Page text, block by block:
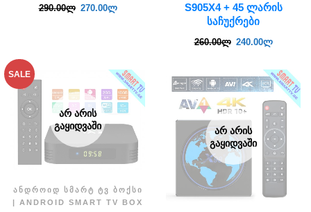
290.00ლ 270.00ლ
S905X4 + 45 ᲚᲐᲠᲘᲡ
ᲡᲐᲩᲣᲥᲠᲔᲑᲘ
260.00ლ 240.00ლ
SALE
ᲐᲠ ᲐᲠᲘᲡ
ᲒᲐᲧᲘᲓᲕᲐᲨᲘ
ᲐᲜᲓᲠᲝᲘᲓ ᲡᲛᲐᲠᲢ ᲢᲕ ᲑᲝᲥᲡᲘ
| ANDROID SMART TV BOX
ᲐᲠ ᲐᲠᲘᲡ
ᲒᲐᲧᲘᲓᲕᲐᲨᲘ